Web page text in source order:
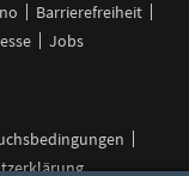
Barrierefreiheit
Jobs